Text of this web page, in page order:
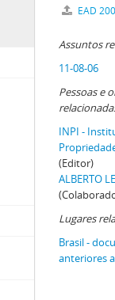
EAD
Assuntos
11-08-06
Pessoas e
INPI -
(Editor)
ALBERTO
Lugares
Brasil -
anteriores